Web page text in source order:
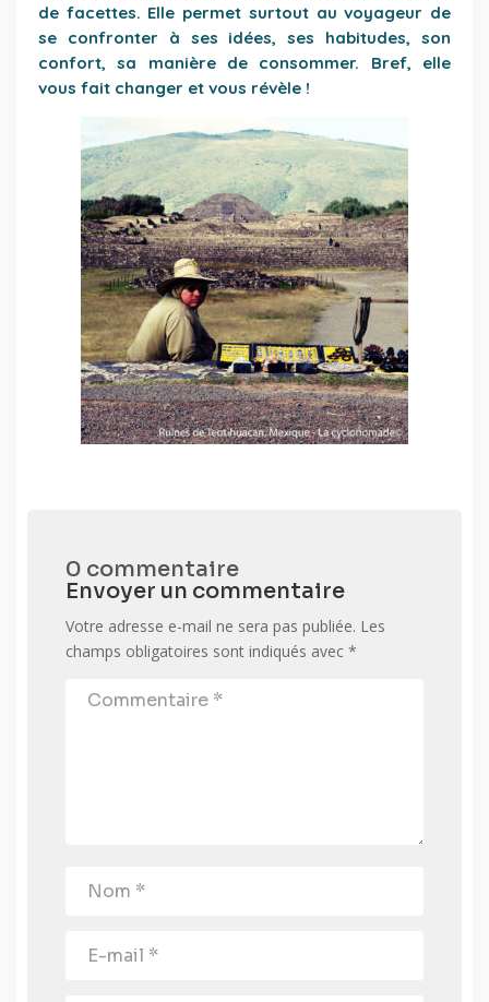
de facettes. Elle permet surtout au voyageur de
se confronter à ses idées, ses habitudes, son
confort, sa manière de consommer. Bref, elle
vous fait changer et vous révèle !
0 commentaire
Envoyer un commentaire
Votre adresse e-mail ne sera pas publiée. Les
champs obligatoires sont indiqués avec *